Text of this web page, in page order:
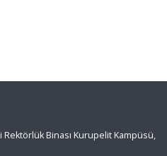
Binası Kurupelit Kampüsü,